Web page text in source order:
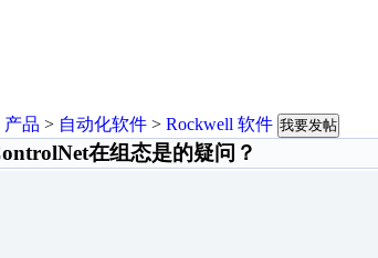
产品 > 自动化软件 > Rockwell 软件 我要发帖
在组态是的疑问？